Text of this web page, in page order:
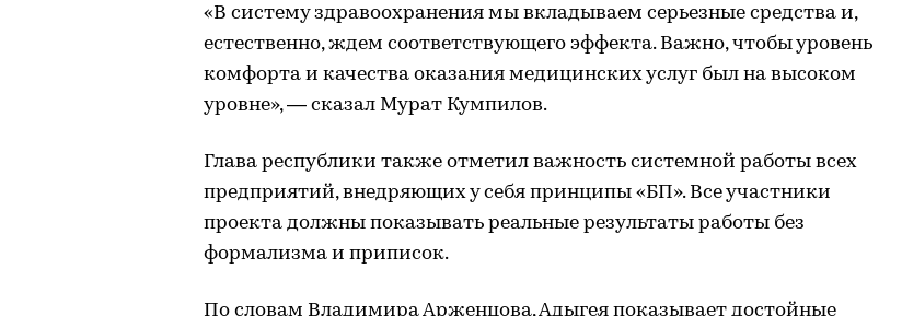
«В систему здравоохранения мы вкладываем серьезные средства и,
естественно, ждем соответствующего эффекта. Важно, чтобы уровень
комфорта и качества оказания медицинских услуг был на высоком
уровне», — сказал Мурат Кумпилов.
Глава республики также отметил важность системной работы всех
предприятий, внедряющих у себя принципы «БП». Все участники
проекта должны показывать реальные результаты работы без
формализма и приписок.
По словам Владимира Арженцова, Адыгея показывает достойные